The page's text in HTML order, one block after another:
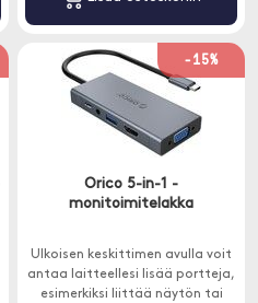
-15%
Orico 5-in-1 -
monitoimitelakka
Ulkoisen keskittimen avulla voit
antaa laitteellesi lisää portteja,
esimerkiksi liittää näytön tai